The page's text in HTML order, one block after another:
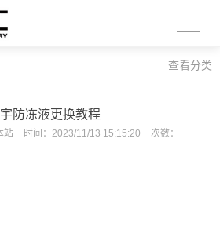
查看分类
防冻液更换教程
站 时间： 2023/11/13 15:15:20 次数：